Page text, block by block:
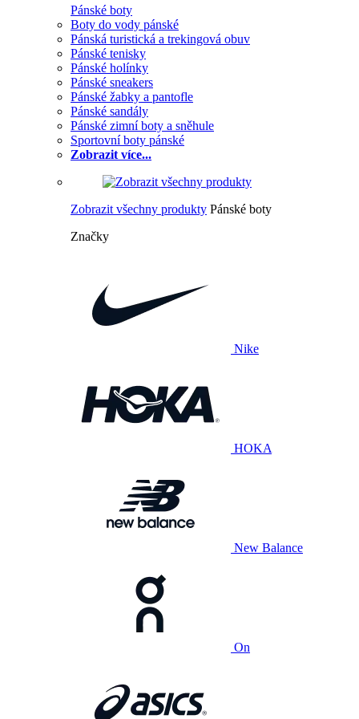
Pánské boty
Boty do vody pánské
Pánská turistická a trekingová obuv
Pánské tenisky
Pánské holínky
Pánské sneakers
Pánské žabky a pantofle
Pánské sandály
Pánské zimní boty a sněhule
Sportovní boty pánské
Zobrazit více...
Zobrazit všechny produkty Pánské boty
Značky
Nike
HOKA
New Balance
On